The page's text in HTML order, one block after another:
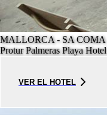
MALLORCA - SA COMA
Protur Palmeras Playa Hotel
VER EL HOTEL